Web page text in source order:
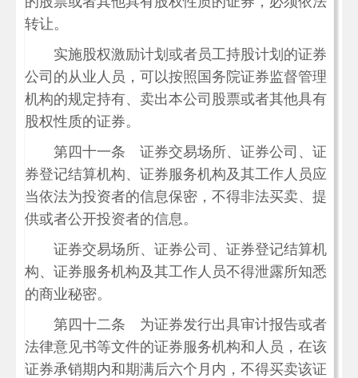
转让。
实施股权激励计划或者员工持股计划的证券
公司的从业人员，可以按照国务院证券监督管理
机构的规定持有、卖出本公司股票或者其他具有
股权性质的证券。
第四十一条 证券交易场所、证券公司、证
券登记结算机构、证券服务机构及其工作人员应
当依法为投资者的信息保密，不得非法买卖、提
供或者公开投资者的信息。
证券交易场所、证券公司、证券登记结算机
构、证券服务机构及其工作人员不得泄露所知悉
的商业秘密。
第四十二条 为证券发行出具审计报告或者
法律意见书等文件的证券服务机构和人员，在该
证券承销期内和期满后六个月内，不得买卖该证